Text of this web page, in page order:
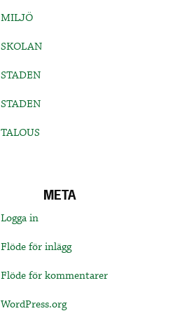
MILJÖ
SKOLAN
STADEN
STADEN
TALOUS
META
Logga in
Flöde för inlägg
Flöde för kommentarer
WordPress.org